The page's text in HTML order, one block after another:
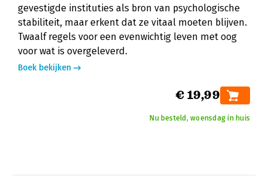
gevestigde instituties als bron van psychologische
stabiliteit, maar erkent dat ze vitaal moeten blijven.
Twaalf regels voor een evenwichtig leven met oog
voor wat is overgeleverd.
Boek bekijken
€ 19,99
Nu besteld, woensdag in huis